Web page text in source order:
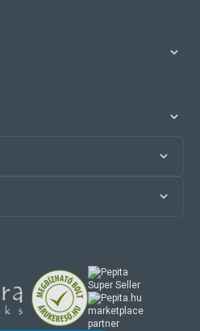
marketplace
partner